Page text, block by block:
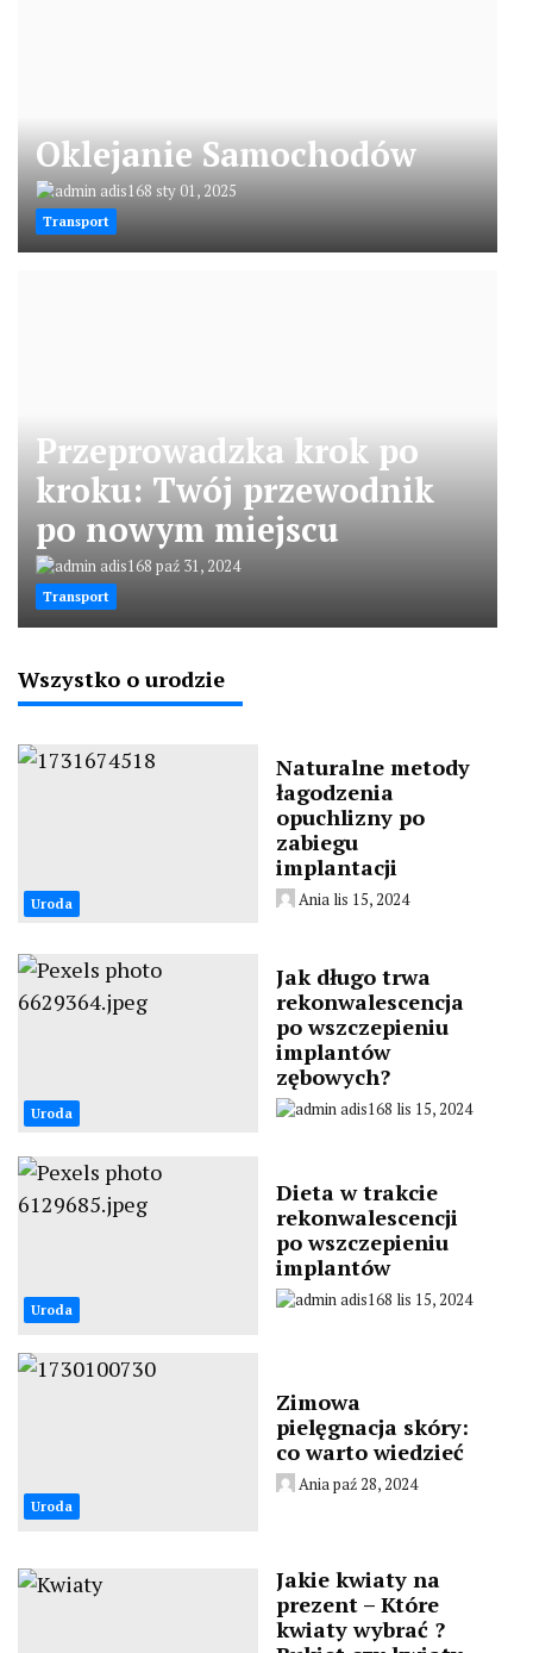
Oklejanie Samochodów
adis168 sty 01, 2025
Transport
Przeprowadzka krok po
kroku: Twój przewodnik
po nowym miejscu
adis168 paź 31, 2024
Transport
Wszystko o urodzie
Uroda
Naturalne metody
łagodzenia
opuchlizny po
zabiegu
implantacji
Ania lis 15, 2024
Uroda
Jak długo trwa
rekonwalescencja
po wszczepieniu
implantów
zębowych?
adis168 lis 15, 2024
Uroda
Dieta w trakcie
rekonwalescencji
po wszczepieniu
implantów
adis168 lis 15, 2024
Uroda
Zimowa
pielęgnacja skóry:
co warto wiedzieć
Ania paź 28, 2024
Jakie kwiaty na
prezent – Które
kwiaty wybrać ?